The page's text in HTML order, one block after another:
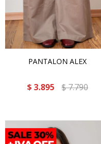
PANTALON ALEX
$ 3.895 $7.790